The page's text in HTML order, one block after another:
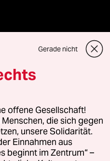
GmbH
Fragen oder für Genehmigungen
Kommune-Richtlinien
Gerade nicht
offene Gesellschaft!
die sich gegen
unsere Solidarität.
Einnahmen aus
beginnt im Zentrum“ –